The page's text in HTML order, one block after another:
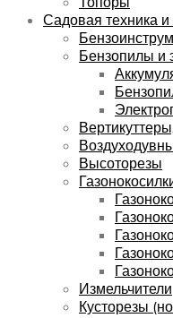
Садовая техника
Бензопилы и
Высоторезы
Измельчители
Кусторезы